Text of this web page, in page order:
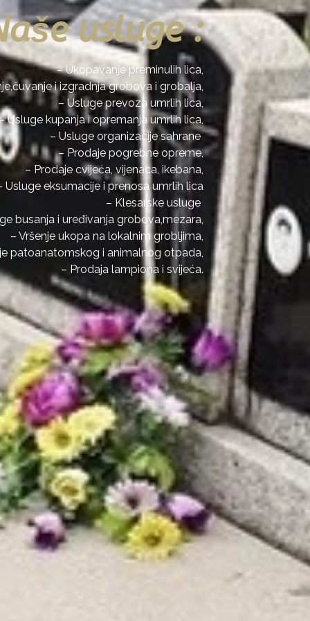
usluge :
– Ukopavanje preminulih lica,
i izgradnja grobova i grobalja,
– Usluge prevoza umrlih lica,
Usluge kupanja i opremanja umrlih lica,
– Usluge organizacije sahrane
– Prodaje pogrebne opreme,
– Prodaje cvijeća, vijenaca, ikebana,
Usluge eksumacije i prenosa umrlih lica
– Klesarske usluge
busanja i uređivanja grobova,mezara,
– Vršenje ukopa na lokalnim grobljima,
patoanatomskog i animalnog otpada,
– Prodaja lampiona i svijeća.